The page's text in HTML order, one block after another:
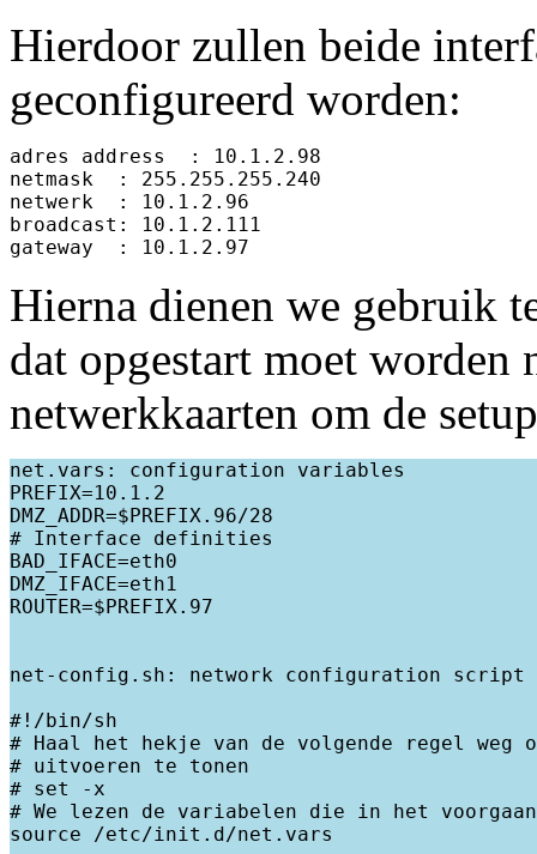
Hierdoor zullen beide
geconfigureerd worden:
adres address  : 10.1.2.98
netmask  : 255.255.255.240
netwerk  : 10.1.2.96
broadcast: 10.1.2.111
Hierna dienen we gebruik
dat opgestart moet
netwerkkaarten om de
net.vars: configuration variables
PREFIX=10.1.2
DMZ_ADDR=$PREFIX.96/28
# Interface definities
BAD_IFACE=eth0
DMZ_IFACE=eth1
ROUTER=$PREFIX.97
net-config.sh: network configuration script
#!/bin/sh
# Haal het hekje van de volgende regel weg
# uitvoeren te tonen
# set -x
# We lezen de variabelen die in het
source /etc/init.d/net.vars